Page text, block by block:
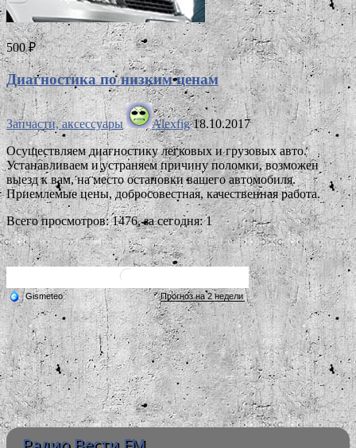
500 ₽
Диагностика по низким ценам
Запчасти, аксессуары Alexfig 18.10.2017
Осуществляем диагностику легковых и грузовых авто.
Устанавливаем и устраняем причину поломки, возможен
выезд к вам, на место остановки вашего автомобиля.
Приемлемые цены, добросовестная, качественная работа.
Всего просмотров: 1476, за сегодня: 1